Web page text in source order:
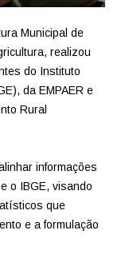
Municipal de
realizou
do Instituto
da EMPAER e
Rural
informações
o IBGE, visando
que
e a formulação